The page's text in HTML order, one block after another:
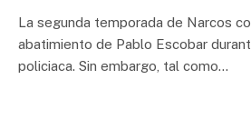
La segunda temporada de Narcos
abatimiento de Pablo Escobar
policiaca. Sin embargo, tal como…